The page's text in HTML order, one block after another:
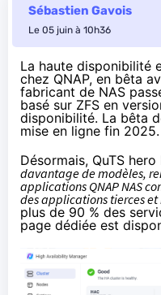
Sébastien Gavois
Le 05 juin à 10h36
La haute disponibilité
chez QNAP, en bêta
fabricant de NAS
basé sur ZFS en
disponibilité. La bêta
mise en ligne fin 2025.
Désormais, QuTS hero
davantage de modèles,
applications QNAP NAS
des applications tierces et
plus de 90 % des
page dédiée est